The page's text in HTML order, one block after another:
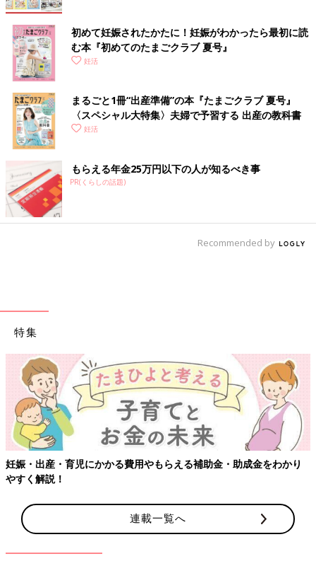
初めて妊娠されたかたに！妊娠がわかったら最初に読
む本『初めてのたまごクラブ 夏号』
妊活
まるごと1冊“出産準備”の本『たまごクラブ 夏号』
〈スペシャル大特集〉夫婦で予習する 出産の教科書
妊活
もらえる年金25万円以下の人が知るべき事
PR(くらしの話題)
Recommended by
特集
妊娠・出産・育児にかかる費用やもらえる補助金・助成金をわかり
やすく解説！
連載一覧へ